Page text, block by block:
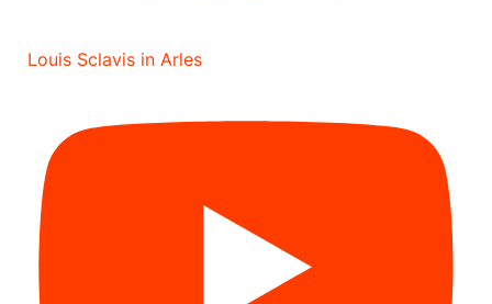
Louis Sclavis in Arles